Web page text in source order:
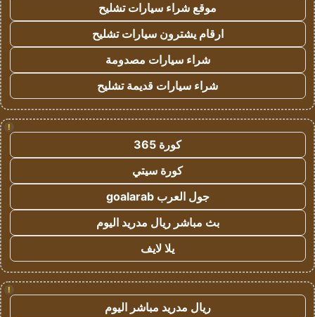
موقع شراء سيارات تشليح
ارقام يشترون سيارات تشليح
شراء سيارات مصدومة
شراء سيارات قديمة تشليح
!
كورة 365
كورة سيتي
جول العرب goalarab
بث مباشر ريال مدريد اليوم
يلا لايف
!
ريال مدريد مباشر اليوم